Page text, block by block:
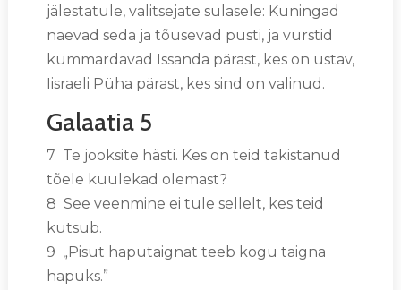
jälestatule, valitsejate sulasele: Kuningad
näevad seda ja tõusevad püsti, ja vürstid
kummardavad Issanda pärast, kes on ustav,
Iisraeli Püha pärast, kes sind on valinud.
Galaatia 5
7 Te jooksite hästi. Kes on teid takistanud
tõele kuulekad olemast?
8 See veenmine ei tule sellelt, kes teid
kutsub.
9 „Pisut haputaignat teeb kogu taigna
hapuks.”